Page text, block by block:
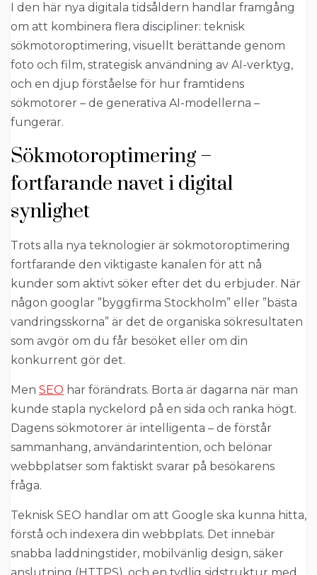
I den här nya digitala tidsåldern handlar framgång
om att kombinera flera discipliner: teknisk
sökmotoroptimering, visuellt berättande genom
foto och film, strategisk användning av AI-verktyg,
och en djup förståelse för hur framtidens
sökmotorer – de generativa AI-modellerna –
fungerar.
Sökmotoroptimering –
fortfarande navet i digital
synlighet
Trots alla nya teknologier är sökmotoroptimering
fortfarande den viktigaste kanalen för att nå
kunder som aktivt söker efter det du erbjuder. När
någon googlar ”byggfirma Stockholm” eller ”bästa
vandringsskorna” är det de organiska sökresultaten
som avgör om du får besöket eller om din
konkurrent gör det.
Men SEO har förändrats. Borta är dagarna när man
kunde stapla nyckelord på en sida och ranka högt.
Dagens sökmotorer är intelligenta – de förstår
sammanhang, användarintention, och belönar
webbplatser som faktiskt svarar på besökarens
fråga.
Teknisk SEO handlar om att Google ska kunna hitta,
förstå och indexera din webbplats. Det innebär
snabba laddningstider, mobilvänlig design, säker